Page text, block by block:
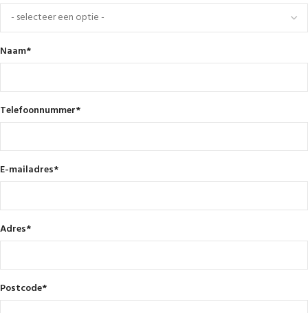
Naam*
Telefoonnummer*
E-mailadres*
Adres*
Postcode*